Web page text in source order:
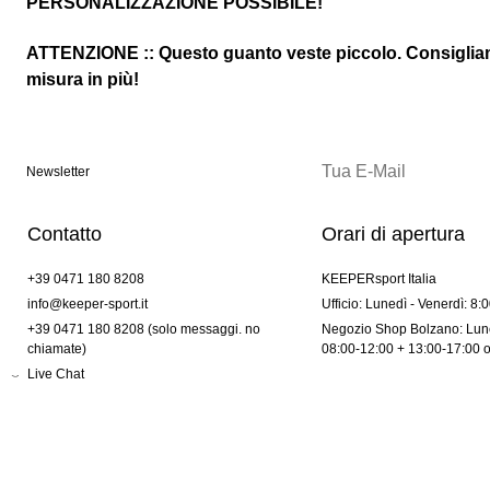
ATTENZIONE :: Questo guanto veste piccolo.
misura in più!
Newsletter
Contatto
+39 0471 180 8208
info@keeper-sport.it
+39 0471 180 8208 (solo messaggi. no
chiamate)
Live Chat
Orari di apertura
KEEPERsport Italia
Ufficio: Lunedì - Venerdì:
Negozio Shop Bolzano:
08:00-12:00 + 13:00-17:00